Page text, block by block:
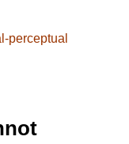
perceptual